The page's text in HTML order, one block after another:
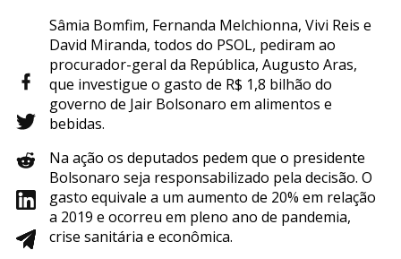
Sâmia Bomfim, Fernanda Melchionna, Vivi Reis e
David Miranda, todos do PSOL, pediram ao
procurador-geral da República, Augusto Aras,
que investigue o gasto de R$ 1,8 bilhão do
governo de Jair Bolsonaro em alimentos e
bebidas.
Na ação os deputados pedem que o presidente
Bolsonaro seja responsabilizado pela decisão. O
gasto equivale a um aumento de 20% em relação
a 2019 e ocorreu em pleno ano de pandemia,
crise sanitária e econômica.